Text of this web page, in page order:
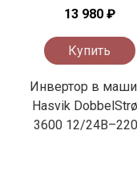
13 980 ₽
Купить
Инвертор в
Hasvik
3600 12/